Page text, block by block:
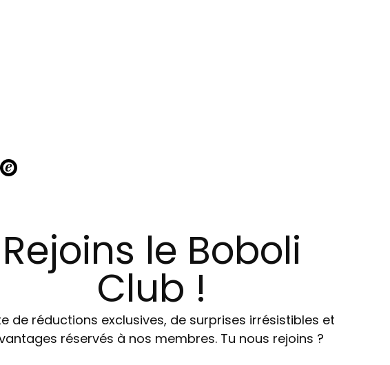
Rejoins le Boboli
Club !
de réductions exclusives, de surprises irrésistibles et
réservés à nos membres. Tu nous rejoins ?